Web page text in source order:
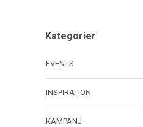
Kategorier
EVENTS
INSPIRATION
KAMPANJ